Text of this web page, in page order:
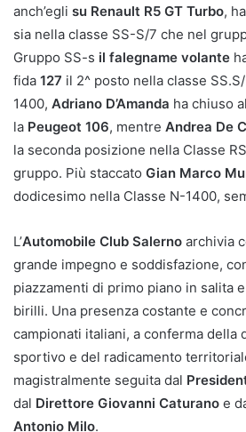
anch’egli su Renault R5 GT Turbo,
sia nella classe SS-S/7 che nel
Gruppo SS-s il falegname volante
fida 127 il 2^ posto nella classe
1400, Adriano D’Amanda ha chiuso
la Peugeot 106, mentre Andrea De
la seconda posizione nella Classe
gruppo. Più staccato Gian Marco
dodicesimo nella Classe N-1400,
L’Automobile Club Salerno archivia
grande impegno e soddisfazione,
piazzamenti di primo piano in salita
birilli. Una presenza costante e
campionati italiani, a conferma della
sportivo e del radicamento
magistralmente seguita dal
dal Direttore Giovanni Caturano e
Antonio Milo.